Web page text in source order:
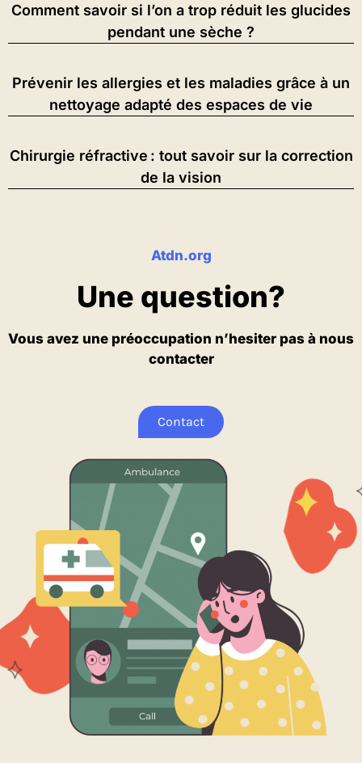
Comment savoir si l’on a trop réduit les glucides
pendant une sèche ?
Prévenir les allergies et les maladies grâce à un
nettoyage adapté des espaces de vie
Chirurgie réfractive : tout savoir sur la correction
de la vision
Atdn.org
Une question?
Vous avez une préoccupation n’hesiter pas à nous
contacter
Contact